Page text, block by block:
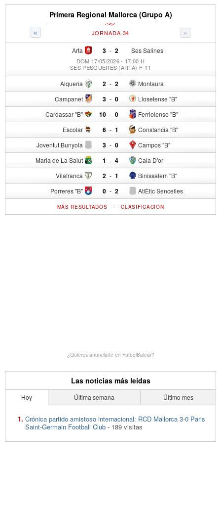
Primera Regional Mallorca (Grupo A)
« »
JORNADA 34
Arta 3 - Ses Salines
2
DOM 17/05/2026 - 17:00 H
SES PESQUERES (ARTÁ) F-11
Alqueria 2 - Montaura
2
Campanet 3 - Llosetense "B"
0
Cardassar "B" 10 - Ferriolense "B"
0
Escolar 6 - Constancia "B"
1
Joventut Bunyola 3 - Campos "B"
0
Maria de La Salut 1 - Cala D'or
4
Vilafranca 2 - Binissalem "B"
1
Porreres "B" 0 - AtlÈtic Sencelles
2
MÁS RESULTADOS -CLASIFICACIÓN
¿Quieres anunciarte en FutbolBalear?
Las noticias más leídas
Hoy Última semana Último mes
Crónica partido amistoso internacional: RCD Mallorca 3-0 Paris
Saint-Germain Football Club - 189 visitas